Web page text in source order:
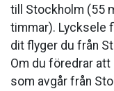
till Stockholm (55
timmar). Lycksele
dit flyger du från
Om du föredrar
som avgår från